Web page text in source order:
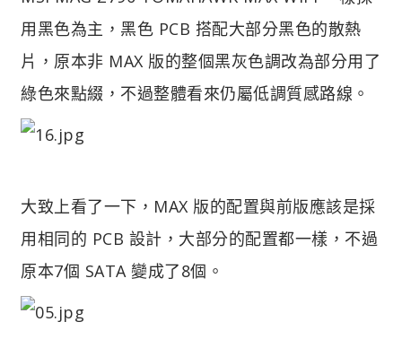
用黑色為主，黑色 PCB 搭配大部分黑色的散熱
片，原本非 MAX 版的整個黑灰色調改為部分用了
綠色來點綴，不過整體看來仍屬低調質感路線。
大致上看了一下，MAX 版的配置與前版應該是採
用相同的 PCB 設計，大部分的配置都一樣，不過
原本7個 SATA 變成了8個。